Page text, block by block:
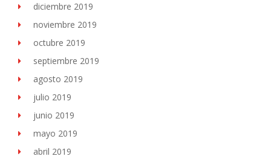
diciembre 2019
noviembre 2019
octubre 2019
septiembre 2019
agosto 2019
julio 2019
junio 2019
mayo 2019
abril 2019